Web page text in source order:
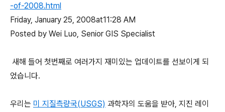
-of-2008.html
Friday, January 25, 2008at11:28 AM
Posted by Wei Luo, Senior GIS Specialist
새해 들어 첫번째로 여러가지 재미있는 업데이트를 선보이게 되
었습니다.
우리는 미 지질측량국(USGS) 과학자의 도움을 받아, 지진 레이